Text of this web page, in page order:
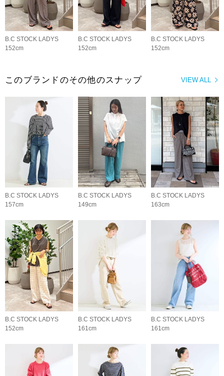
B.C STOCK LADYS
152cm
B.C STOCK LADYS
152cm
B.C STOCK LADYS
152cm
VIEW ALL
このブランドのその他のスナップ
B.C STOCK LADYS
157cm
B.C STOCK LADYS
149cm
B.C STOCK LADYS
163cm
B.C STOCK LADYS
152cm
B.C STOCK LADYS
161cm
B.C STOCK LADYS
161cm